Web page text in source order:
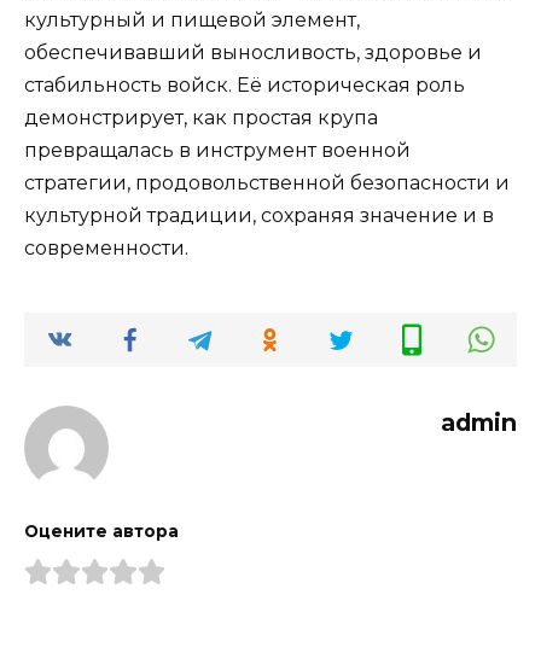
культурный и пищевой элемент,
обеспечивавший выносливость, здоровье и
стабильность войск. Её историческая роль
демонстрирует, как простая крупа
превращалась в инструмент военной
стратегии, продовольственной безопасности и
культурной традиции, сохраняя значение и в
современности.
admin
Оцените автора